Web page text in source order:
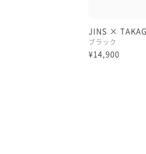
JINS ×
ブラック
¥14,900